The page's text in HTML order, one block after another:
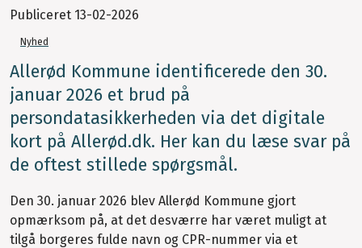
Publiceret 13-02-2026
Nyhed
Allerød Kommune identificerede den 30.
januar 2026 et brud på
persondatasikkerheden via det digitale
kort på Allerød.dk. Her kan du læse svar på
de oftest stillede spørgsmål.
Den 30. januar 2026 blev Allerød Kommune gjort
opmærksom på, at det desværre har været muligt at
tilgå borgeres fulde navn og CPR-nummer via et